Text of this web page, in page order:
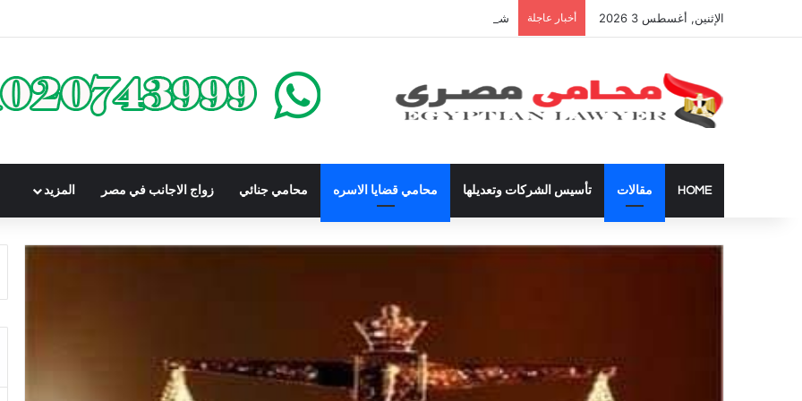
الإثنين, أغسطس 3 2026 أخبار عاجلة شراء العقارات داخل الكومباوندات تحت الإنشاء | أهم البنود التي تحمي المشتري في القانون المصري
HOME مقالات تأسيس الشركات وتعديلها محامي قضايا الاسره محامي جنائي زواج الاجانب في مصر المزيد